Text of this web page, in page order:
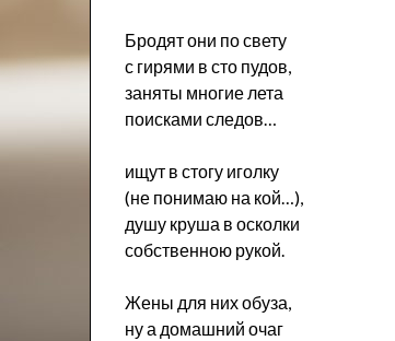
Бродят они по свету
с гирями в сто пудов,
заняты многие лета
поисками следов…
ищут в стогу иголку
(не понимаю на кой…),
душу круша в осколки
собственною рукой.
Жены для них обуза,
ну а домашний очаг